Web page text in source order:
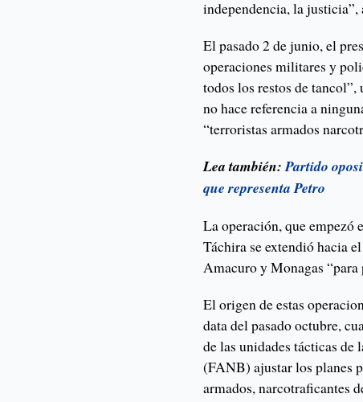
independencia, la justicia”,
El pasado 2 de junio, el
operaciones militares y
todos los restos de
no hace referencia a
“terroristas armados
Lea también:Partido
que representa Petro
La operación, que empezó
Táchira se extendió hacia
Amacuro y Monagas “para
El origen de estas
data del pasado octubre,
de las unidades tácticas
(FANB) ajustar los planes
armados, narcotraficantes